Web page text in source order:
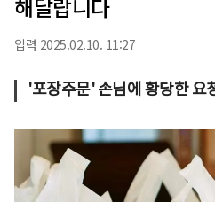
해달랍니다
입력 2025.02.10. 11:27
'포장주문' 손님에 황당한 요